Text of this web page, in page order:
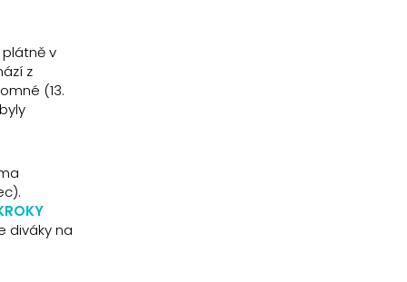
v
z
(13.
diváky na